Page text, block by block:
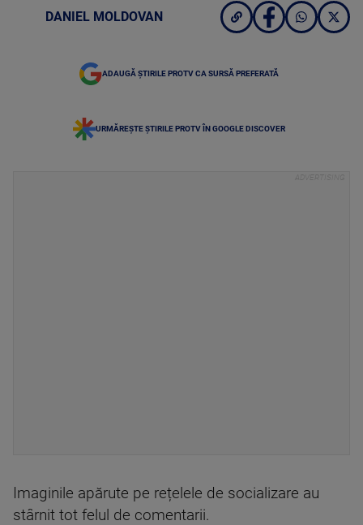
DANIEL MOLDOVAN
ADAUGĂ ȘTIRILE PROTV CA SURSĂ PREFERATĂ
URMĂREȘTE ȘTIRILE PROTV ÎN GOOGLE DISCOVER
Imaginile apărute pe rețelele de socializare au
stârnit tot felul de comentarii.